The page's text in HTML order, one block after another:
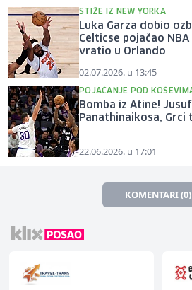
STIŽE IZ NEW YORKA
Luka Garza dobio
Celticse pojačao
vratio u Orlando
02.07.2026. u 13:45
POJAČANJE POD
Bomba iz Atine!
Panathinaikosa, Grci
22.06.2026. u 17:01
KOMENTARI (0)